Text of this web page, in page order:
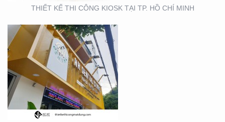
THIẾT KẾ THI CÔNG KIOSK TẠI TP. HỒ CHÍ MINH
THIẾT KẾ SẢN XUẤT KỆ
TRƯNG BÀY ĐẠI LÝ TẠI
TP. HỒ CHÍ MINH